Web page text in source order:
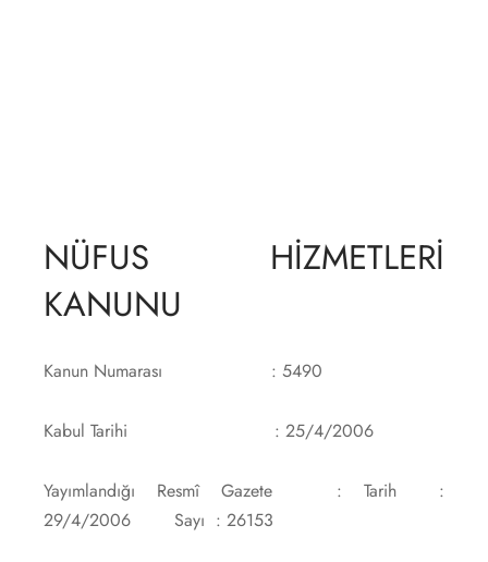
NÜFUS HİZMETLERİ
KANUNU
Kanun Numarası : 5490
Kabul Tarihi : 25/4/2006
Yayımlandığı Resmî Gazete : Tarih :
29/4/2006 Sayı : 26153